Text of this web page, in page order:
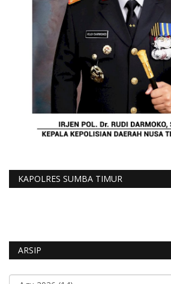
KAPOLRES SUMBA TIMUR
ARSIP